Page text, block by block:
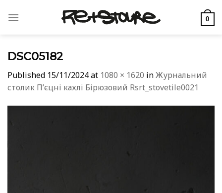
0
DSC05182
Published 15/11/2024at 1080 × 1620 inЖурнальний
столик Пʼєцні кахлі Бірюзовий Rsrt_stovetile0021